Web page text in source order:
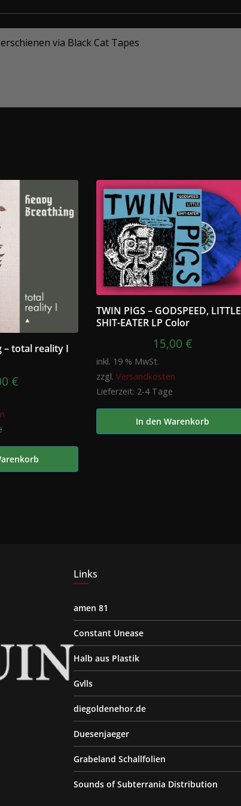
via Black Cat Tapes
– total reality I
€
TWIN PIGS – GODSPEED, LITTLE
SHIT-EATER LP Color
15,00 €
inkl. 19 % MwSt.
zzgl. Versandkosten
Lieferzeit: 2-4 Tage
In den Warenkorb
Links
amen 81
Constant Unease
Halb aus Plastik
Gvlls
diegoldenehor.de
Duesenjaeger
Grabeland Schallfolien
Sounds of Subterrania Distribution